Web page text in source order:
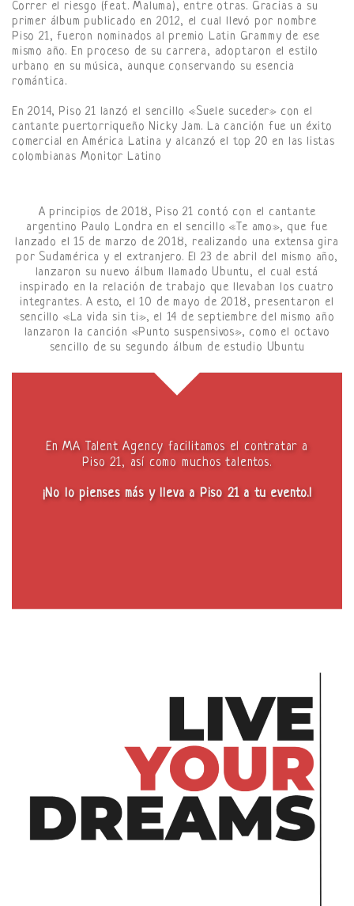
Correr el riesgo (feat. Maluma), entre otras. Gracias a su
primer álbum publicado en 2012, el cual llevó por nombre
Piso 21, fueron nominados al premio Latin Grammy de ese
mismo año. En proceso de su carrera, adoptaron el estilo
urbano en su música, aunque conservando su esencia
romántica.
En 2014, Piso 21 lanzó el sencillo «Suele suceder» con el
cantante puertorriqueño Nicky Jam. La canción fue un éxito
comercial en América Latina y alcanzó el top 20 en las listas
colombianas Monitor Latino
A principios de 2018, Piso 21 contó con el cantante
argentino Paulo Londra en el sencillo «Te amo», que fue
lanzado el 15 de marzo de 2018,​ realizando una extensa gira
por Sudamérica y el extranjero.​ El 23 de abril del mismo año,
lanzaron su nuevo álbum llamado Ubuntu, el cual está
inspirado en la relación de trabajo que llevaban los cuatro
integrantes. A esto, el 10 de mayo de 2018, presentaron el
sencillo «La vida sin ti», el 14 de septiembre del mismo año
lanzaron la canción «Punto suspensivos», como el octavo
sencillo de su segundo álbum de estudio Ubuntu
En MA Talent Agency facilitamos el contratar a
Piso 21, así como muchos talentos.
¡No lo pienses más y lleva a Piso 21 a tu evento.!